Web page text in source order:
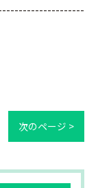
次のページ >